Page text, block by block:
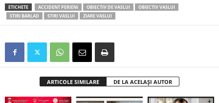
ETICHETE ACCIDENT PERIENI OBIECTIV DE VASLUI
OBIECTIV VASLUI
STIRI BARLAD
STIRI VASLUI ZIARE VASLUI
ARTICOLE SIMILARE DE LA ACELAȘI AUTOR